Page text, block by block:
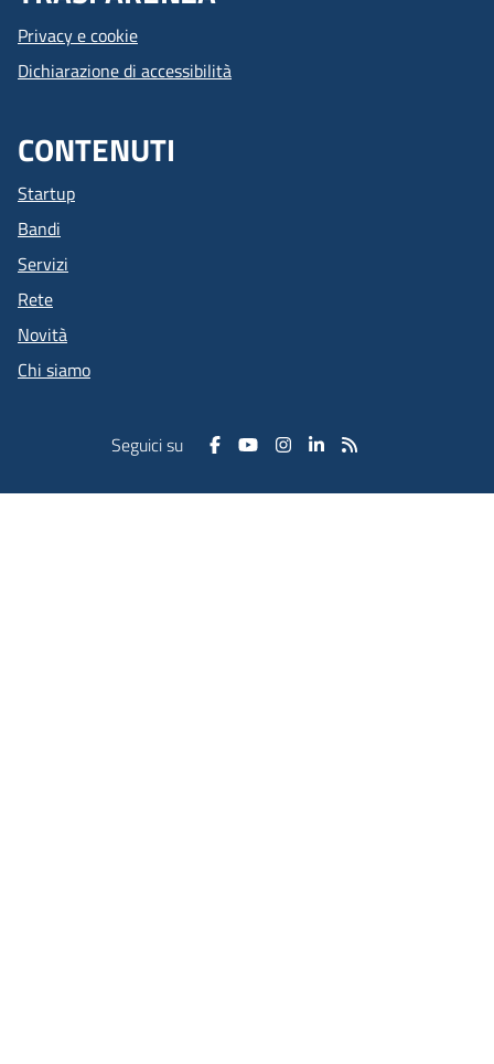
Privacy e cookie
Dichiarazione di accessibilità
CONTENUTI
Startup
Bandi
Servizi
Rete
Novità
Chi siamo
Seguici su